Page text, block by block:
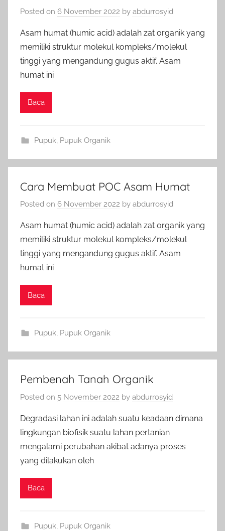
Posted on 6 November 2022 by abdurrosyid
Asam humat (humic acid) adalah zat organik yang
memiliki struktur molekul kompleks/molekul
tinggi yang mengandung gugus aktif. Asam
humat ini
Baca
Pupuk, Pupuk Organik
Cara Membuat POC Asam Humat
Posted on 6 November 2022 by abdurrosyid
Asam humat (humic acid) adalah zat organik yang
memiliki struktur molekul kompleks/molekul
tinggi yang mengandung gugus aktif. Asam
humat ini
Baca
Pupuk, Pupuk Organik
Pembenah Tanah Organik
Posted on 5 November 2022 by abdurrosyid
Degradasi lahan ini adalah suatu keadaan dimana
lingkungan biofisik suatu lahan pertanian
mengalami perubahan akibat adanya proses
yang dilakukan oleh
Baca
Pupuk, Pupuk Organik